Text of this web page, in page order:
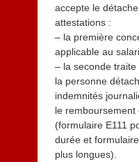
accepte le
attestations :
– la première
applicable au
– la seconde
la personne
indemnités
le remboursement
(formulaire E111
durée et
plus longues).